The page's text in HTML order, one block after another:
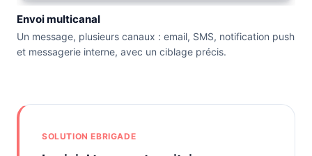
Envoi multicanal
Un message, plusieurs canaux : email, SMS, notification push
et messagerie interne, avec un ciblage précis.
SOLUTION EBRIGADE